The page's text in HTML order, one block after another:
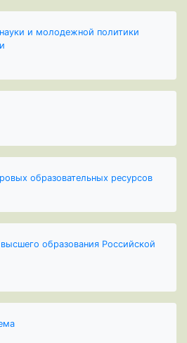
и молодежной политики
образовательных ресурсов
образования Российской